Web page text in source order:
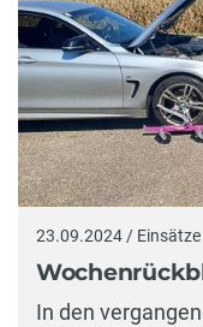
23.09.2024 / Einsätze
In den